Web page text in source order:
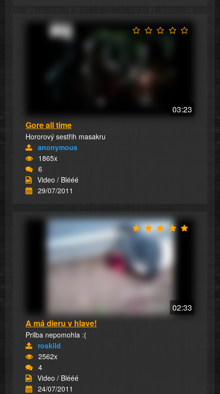
03:23
Gore all time
Hororový sestřih masakru
anonymous
1865x
6
Video / Blééé
29/07/2011
02:33
A má dieru v hlave!
Prilba nepomohla :(
roskild
2562x
4
Video / Blééé
24/07/2011